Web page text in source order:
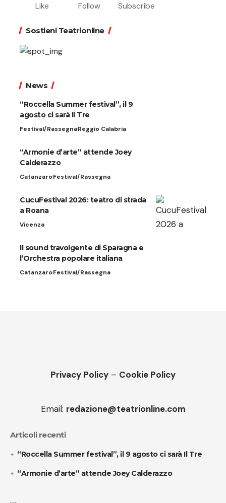
Like Follow Subscribe
Sostieni Teatrionline
News
“Roccella Summer festival”, il 9
agosto ci sarà Il Tre
Festival/RassegnaReggio Calabria
“Armonie d’arte” attende Joey
Calderazzo
CatanzaroFestival/Rassegna
CucuFestival 2026: teatro di strada
a Roana
Vicenza
Il sound travolgente di Sparagna e
l’Orchestra popolare italiana
CatanzaroFestival/Rassegna
Privacy Policy – Cookie Policy
Email: redazione@teatrionline.com
Articoli recenti
“Roccella Summer festival”, il 9 agosto ci sarà Il Tre
“Armonie d’arte” attende Joey Calderazzo